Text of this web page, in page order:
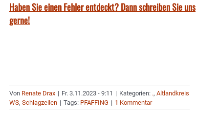
Haben Sie einen Fehler entdeckt? Dann schreiben Sie uns
gerne!
Von Renate Drax | Fr. 3.11.2023 - 9:11 | Kategorien: ., Altlandkreis
WS, Schlagzeilen | Tags: PFAFFING | 1 Kommentar